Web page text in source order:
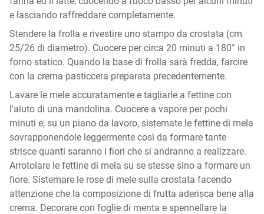
e lasciando raffreddare completamente.
Stendere la frolla e rivestire uno stampo da crostata (cm
25/26 di diametro). Cuocere per circa 20 minuti a 180° in
forno statico. Quando la base di frolla sarà fredda, farcire
con la crema pasticcera preparata precedentemente.
Lavare le mele accuratamente e tagliarle a fettine con
l'aiuto di una mandolina. Cuocere a vapore per pochi
minuti e, su un piano da lavoro, sistemate le fettine di mela
sovrapponendole leggermente così da formare tante
strisce quanti saranno i fiori che si andranno a realizzare.
Arrotolare le fettine di mela su se stesse sino a formare un
fiore. Sistemare le rose di mele sulla crostata facendo
attenzione che la composizione di frutta aderisca bene alla
crema. Decorare con foglie di menta e spennellare la